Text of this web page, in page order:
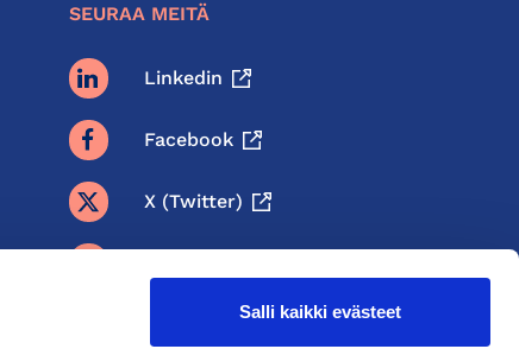
Salli kaikki evästeet
SEURAA MEITÄ
Linkedin
Facebook
X (twitter)